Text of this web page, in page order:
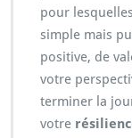
pour
simple mais
positive, de
votre
terminer la
votre